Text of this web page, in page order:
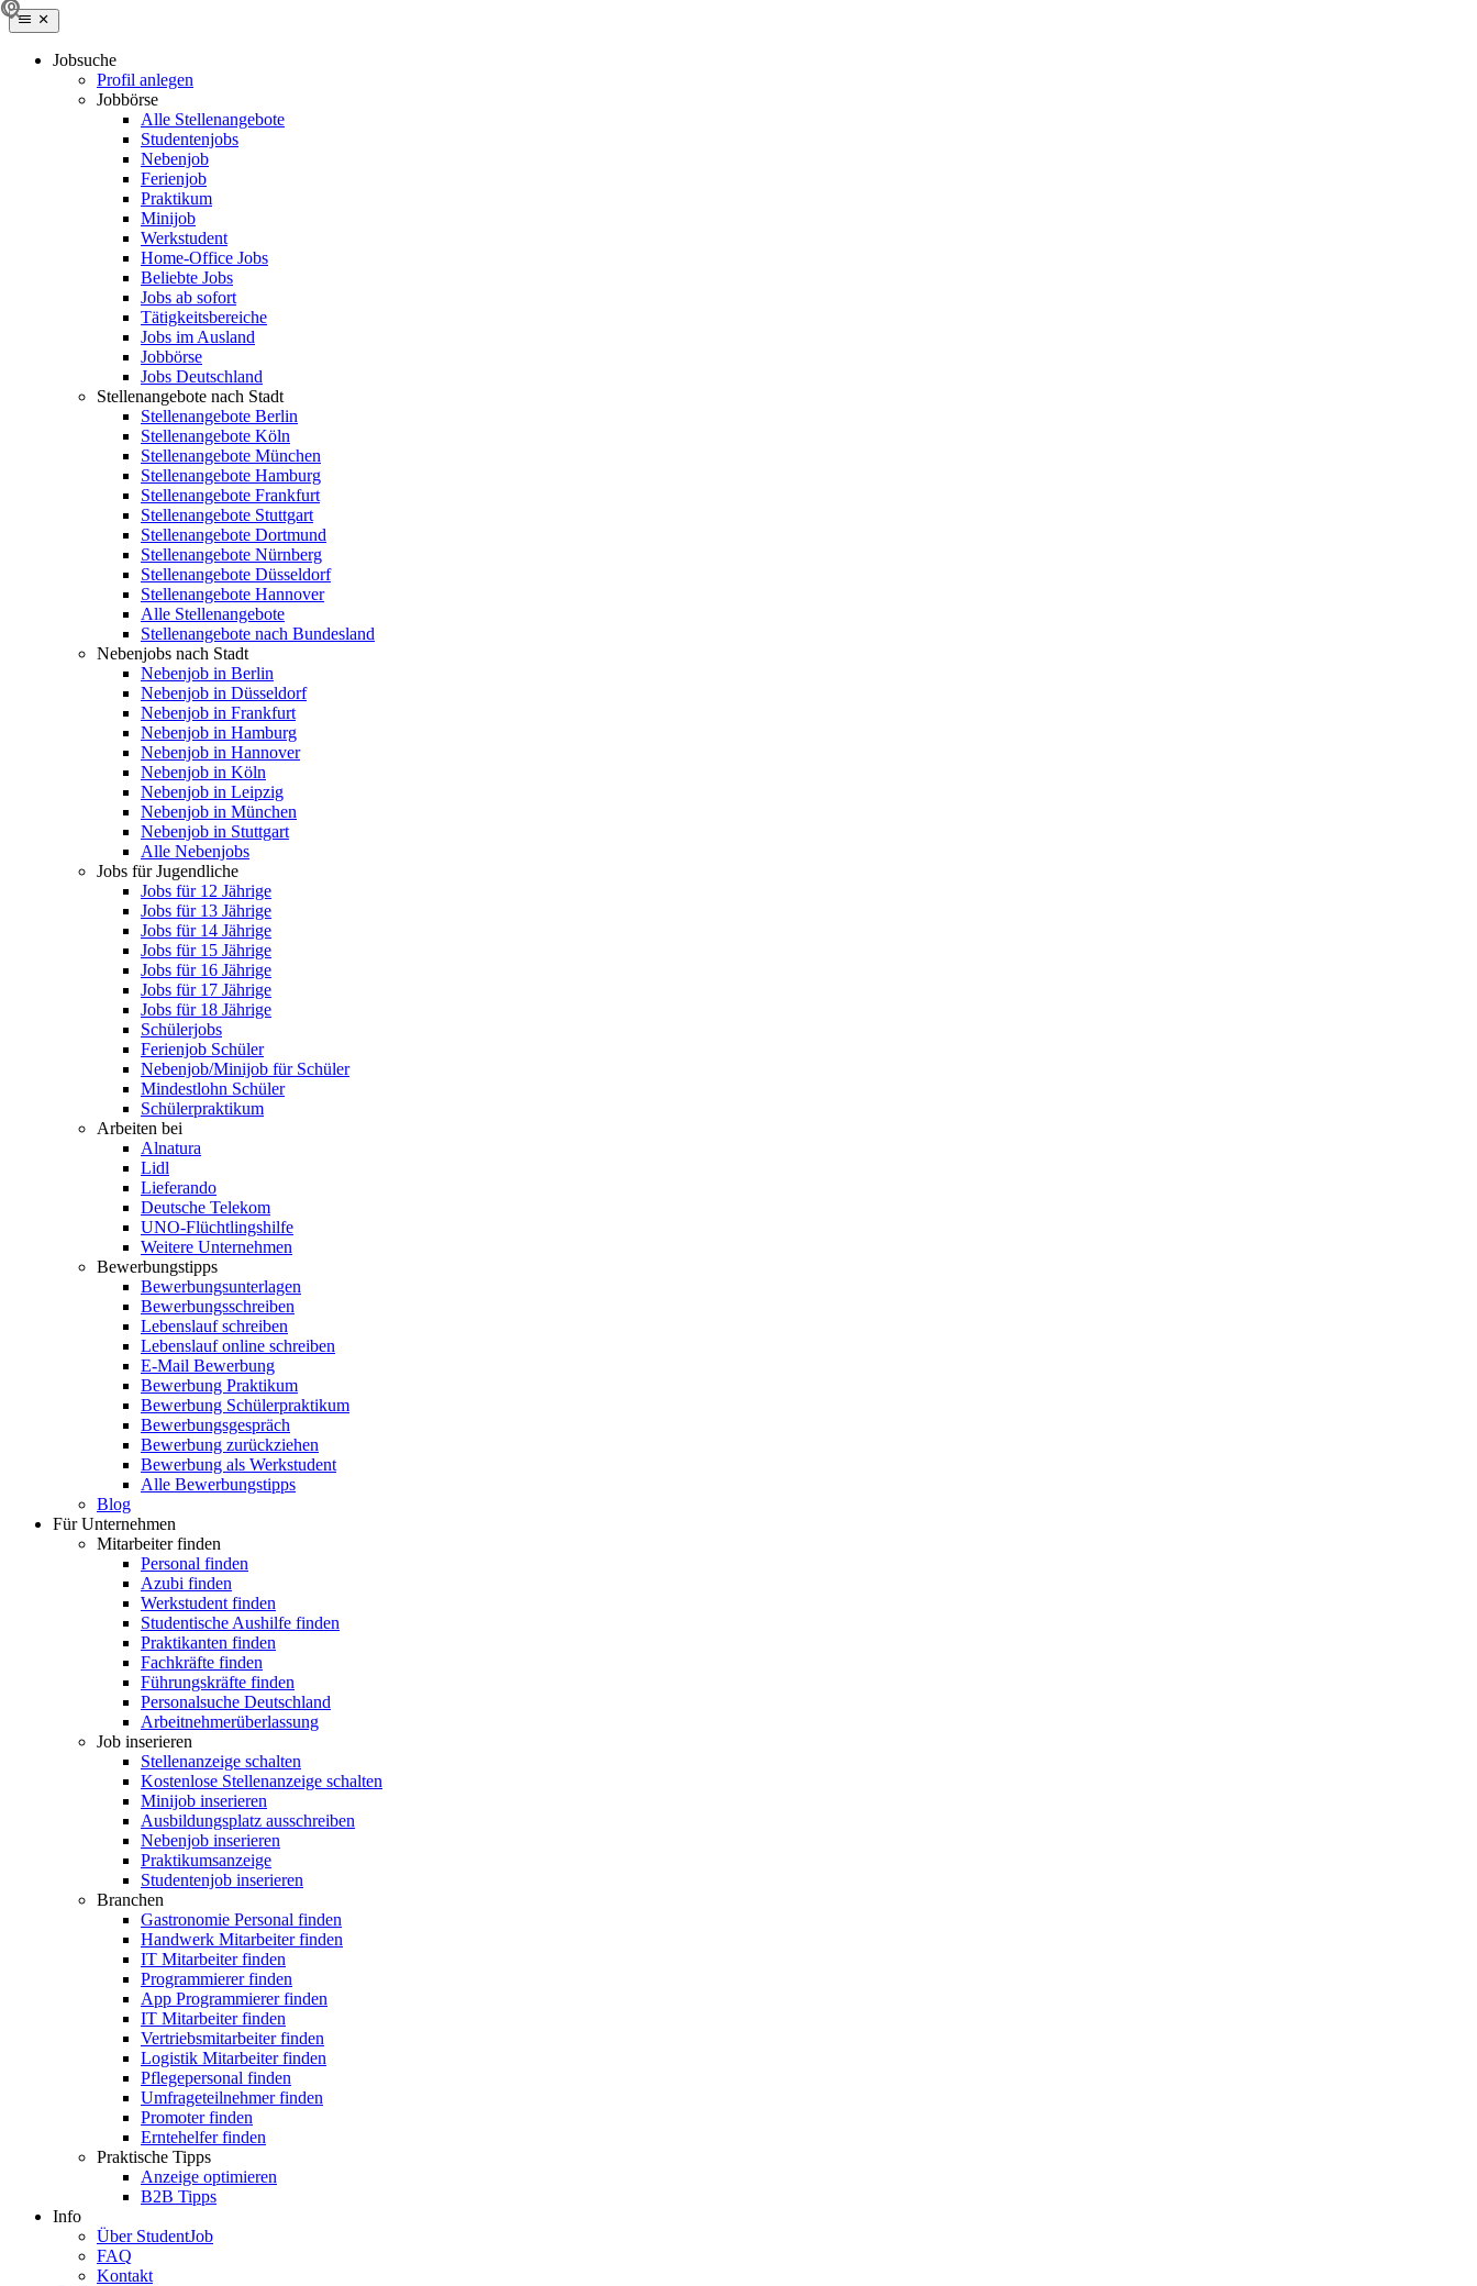
Jobsuche
Profil anlegen
Jobbörse
Alle Stellenangebote
Studentenjobs
Nebenjob
Ferienjob
Praktikum
Minijob
Werkstudent
Home-Office Jobs
Beliebte Jobs
Jobs ab sofort
Tätigkeitsbereiche
Jobs im Ausland
Jobbörse
Jobs Deutschland
Stellenangebote nach Stadt
Stellenangebote Berlin
Stellenangebote Köln
Stellenangebote München
Stellenangebote Hamburg
Stellenangebote Frankfurt
Stellenangebote Stuttgart
Stellenangebote Dortmund
Stellenangebote Nürnberg
Stellenangebote Düsseldorf
Stellenangebote Hannover
Alle Stellenangebote
Stellenangebote nach Bundesland
Nebenjobs nach Stadt
Nebenjob in Berlin
Nebenjob in Düsseldorf
Nebenjob in Frankfurt
Nebenjob in Hamburg
Nebenjob in Hannover
Nebenjob in Köln
Nebenjob in Leipzig
Nebenjob in München
Nebenjob in Stuttgart
Alle Nebenjobs
Jobs für Jugendliche
Jobs für 12 Jährige
Jobs für 13 Jährige
Jobs für 14 Jährige
Jobs für 15 Jährige
Jobs für 16 Jährige
Jobs für 17 Jährige
Jobs für 18 Jährige
Schülerjobs
Ferienjob Schüler
Nebenjob/Minijob für Schüler
Mindestlohn Schüler
Schülerpraktikum
Arbeiten bei
Alnatura
Lidl
Lieferando
Deutsche Telekom
UNO-Flüchtlingshilfe
Weitere Unternehmen
Bewerbungstipps
Bewerbungsunterlagen
Bewerbungsschreiben
Lebenslauf schreiben
Lebenslauf online schreiben
E-Mail Bewerbung
Bewerbung Praktikum
Bewerbung Schülerpraktikum
Bewerbungsgespräch
Bewerbung zurückziehen
Bewerbung als Werkstudent
Alle Bewerbungstipps
Blog
Für Unternehmen
Mitarbeiter finden
Personal finden
Azubi finden
Werkstudent finden
Studentische Aushilfe finden
Praktikanten finden
Fachkräfte finden
Führungskräfte finden
Personalsuche Deutschland
Arbeitnehmerüberlassung
Job inserieren
Stellenanzeige schalten
Kostenlose Stellenanzeige schalten
Minijob inserieren
Ausbildungsplatz ausschreiben
Nebenjob inserieren
Praktikumsanzeige
Studentenjob inserieren
Branchen
Gastronomie Personal finden
Handwerk Mitarbeiter finden
IT Mitarbeiter finden
Programmierer finden
App Programmierer finden
IT Mitarbeiter finden
Vertriebsmitarbeiter finden
Logistik Mitarbeiter finden
Pflegepersonal finden
Umfrageteilnehmer finden
Promoter finden
Erntehelfer finden
Praktische Tipps
Anzeige optimieren
B2B Tipps
Info
Über StudentJob
FAQ
Kontakt